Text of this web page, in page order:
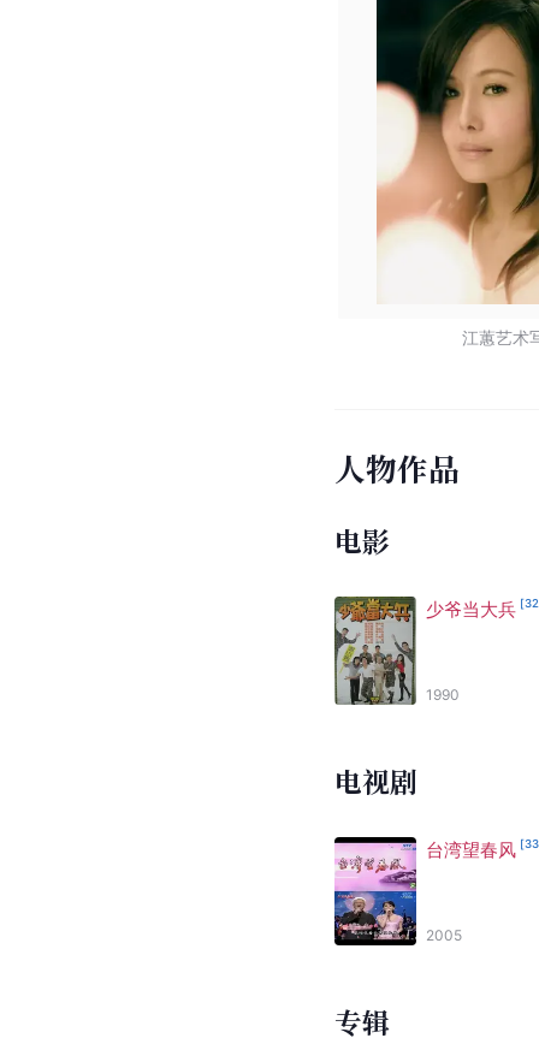
江蕙艺术
人物作品
电影
少爷当大兵 [32
1990
电视剧
台湾望春风 [33
2005
专辑